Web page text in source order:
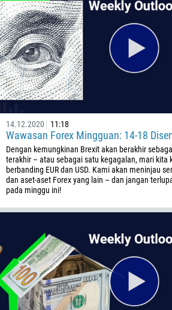
14.12.2020 11:18
Wawasan Forex Mingguan: 14-18
Dengan kemungkinan Brexit akan berakhir
terakhir – atau sebagai satu kegagalan, mari kita
berbanding EUR dan USD. Kami akan meninjau
dan aset-aset Forex yang lain – dan jangan
pada minggu ini!